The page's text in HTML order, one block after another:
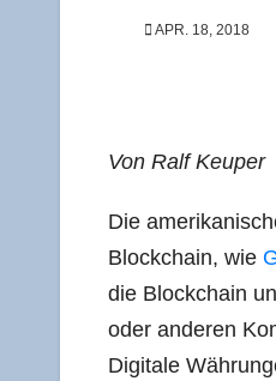
APR. 18, 2018
Von Ralf Keuper
Die
Block­chain, wie
die Block­chain
oder ande­ren
Digi­ta­le